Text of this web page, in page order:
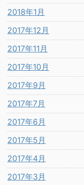
2018年1月
2017年12月
2017年11月
2017年10月
2017年9月
2017年7月
2017年6月
2017年5月
2017年4月
2017年3月